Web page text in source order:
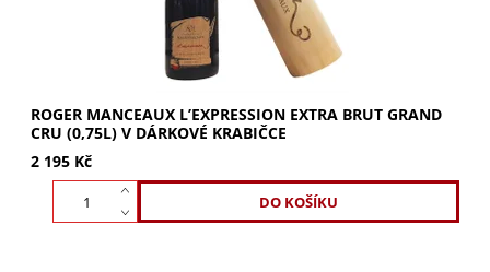
ROGER MANCEAUX L’EXPRESSION EXTRA BRUT GRAND
CRU (0,75L) V DÁRKOVÉ KRABIČCE
2 195 Kč